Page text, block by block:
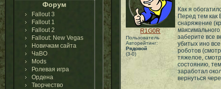
Форум
Fallout 3
Fallout 1
Fallout 2
Fallout: New Vegas
Новичкам сайта
ЧаВО
Mods
Ролевая игра
Ордена
Творчество
R1G0R
Пользователь
Авторейтинг:
Рядовой
(3-0)
Как я
Перед тем как
снаряжение
заберите все
убитых ино
роботов
тяжелое,
состоянию,
заработал
вернуться